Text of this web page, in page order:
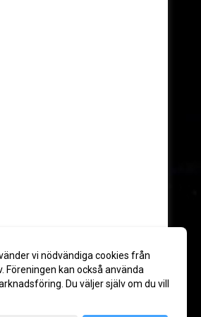
vi nödvändiga cookies från
Föreningen kan också använda
Du väljer själv om du vill